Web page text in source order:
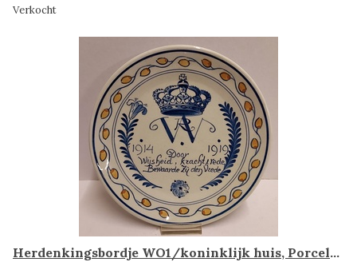
Verkocht
Herdenkingsbordje WO1/koninklijk huis, Porceleyne Fles Delft